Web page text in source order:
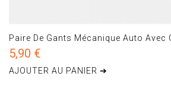
Paire De Gants Mécanique Auto Avec
5,90 €
AJOUTER AU PANIER ➔